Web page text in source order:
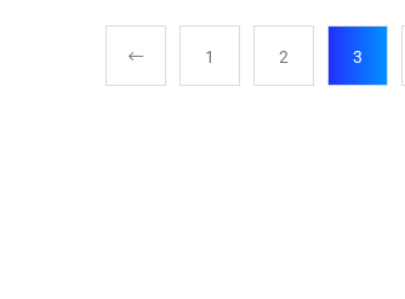
1 2 3